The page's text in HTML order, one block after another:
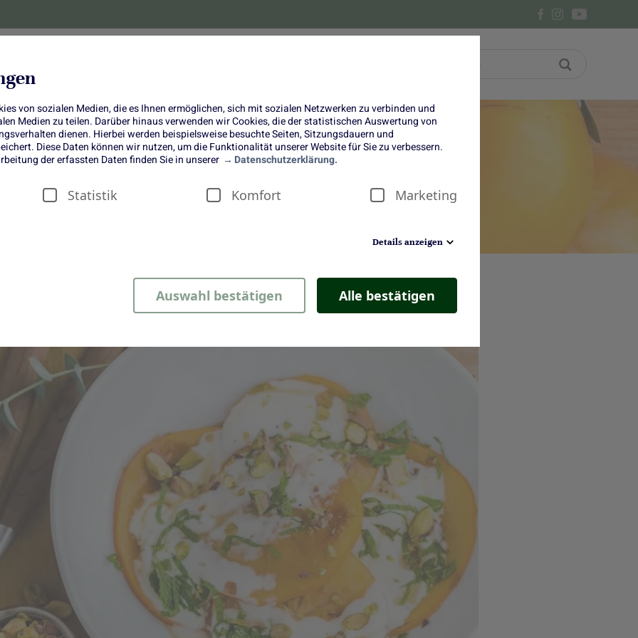
von sozialen Medien, die es Ihnen ermöglichen, sich mit sozialen Netzwerken zu verbinden und
Medien zu teilen. Darüber hinaus verwenden wir Cookies, die der statistischen Auswertung von
dienen. Hierbei werden beispielsweise besuchte Seiten, Sitzungsdauern und
Diese Daten können wir nutzen, um die Funktionalität unserer Website für Sie zu verbessern.
der erfassten Daten finden Sie in unserer
Datenschutzerklärung.
Statistik Komfort Marketing
Details anzeigen
Auswahl bestätigen Alle bestätigen
Karamellisierte Kaki mit Minz-
Joghurt und Pistazien